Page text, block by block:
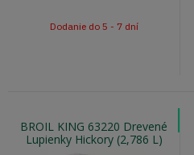
Dodanie do 5 - 7 dní
BROIL KING 63220 Drevené
Lupienky Hickory (2,786 L)